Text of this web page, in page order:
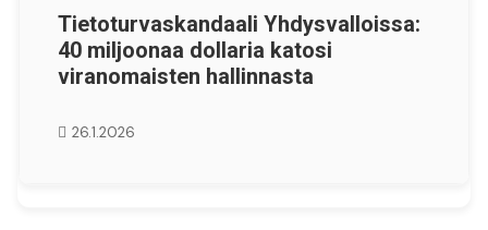
Tietoturvaskandaali Yhdysvalloissa:
40 miljoonaa dollaria katosi
viranomaisten hallinnasta
26.1.2026